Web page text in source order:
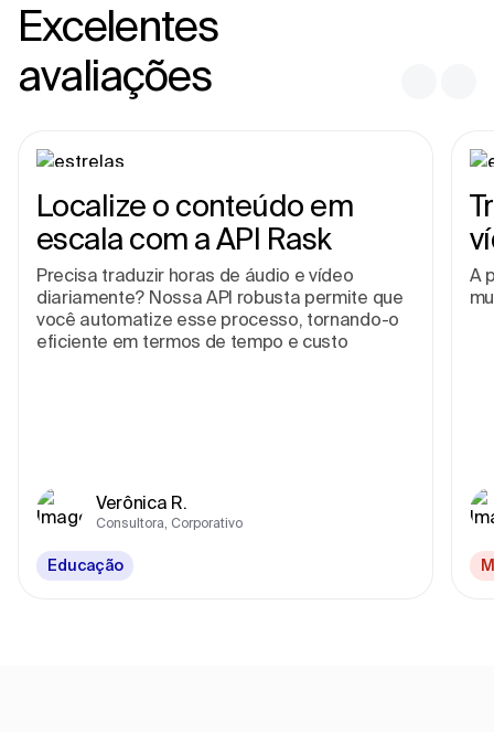
Excelentes
avaliações
Localize o conteúdo em
escala com a API Rask
Precisa traduzir horas de áudio e vídeo
diariamente? Nossa API robusta permite que
você automatize esse processo, tornando-o
eficiente em termos de tempo e custo
Verônica R.
Consultora, Corporativo
Educação
A